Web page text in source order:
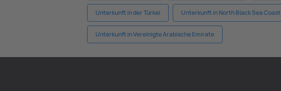
Unterkunft in der Türkei Unterkunft in North Black Sea Coast
Unterkunft in Vereinigte Arabische Emirate